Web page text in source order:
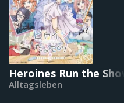
Heroines Run the Show
Alltagsleben